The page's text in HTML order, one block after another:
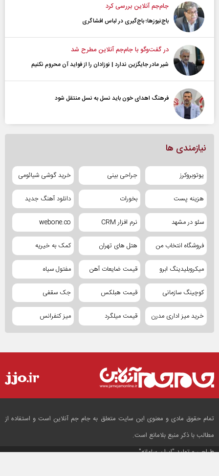
جام‌جم آنلاین بررسی کرد
باج‌نیوزها؛ باج‌گیری در لباس افشاگری
در گفت‌و‌گو با جام‌جم آنلاین مطرح شد
شیر مادر جایگزین ندارد | نوزادان را از فواید آن محروم نکنیم
فرهنگ اهدای خون باید نسل به نسل منتقل شود
نیازمندی ها
یوتوبروکرز جراحی بینی خرید گوشی شیائومی
هزینه پست بخورات دانلود آهنگ جدید
سئو در مشهد نرم افزار CRM webone.co
فروشگاه انتخاب من هتل های تهران کمک به خیریه
میکروبلیدینگ ابرو قیمت ضایعات آهن مفتول سیاه
کوچینگ سازمانی قیمت هبلکس جک سقفی
خرید میز اداری مدرن قیمت میلگرد میز کنفرانس
تمام حقوق مادی و معنوی این سایت متعلق به جام جم آنلاین است و استفاده از
مطالب با ذکر منبع بلامانع است.
طراحی و تولید"ایران سامانه"